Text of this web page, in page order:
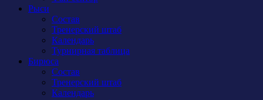
Рыси
Состав
Тренерский штаб
Календарь
Турнирная таблица
Бирюса
Состав
Тренерский штаб
Календарь